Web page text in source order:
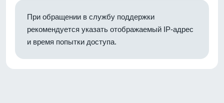
При обращении в службу поддержки
рекомендуется указать отображаемый IP-адрес
и время попытки доступа.